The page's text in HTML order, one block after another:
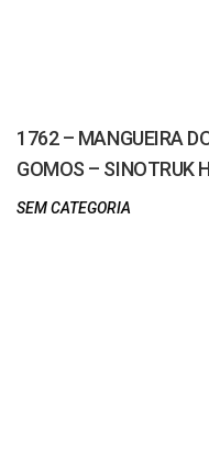
1762 – MANGUEIRA
GOMOS – SINOTRUK
SEM CATEGORIA